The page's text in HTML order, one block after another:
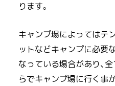
ります。
キャンプ場によってはテン
ットなどキャンプに必要
なっている場合があり、
らでキャンプ場に行く事